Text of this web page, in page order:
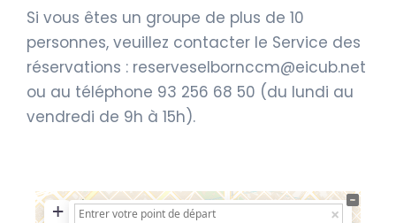
Si vous êtes un groupe de plus de 10
personnes, veuillez contacter le Service des
réservations : reserveselbornccm@eicub.net
ou au téléphone 93 256 68 50 (du lundi au
vendredi de 9h à 15h).
+